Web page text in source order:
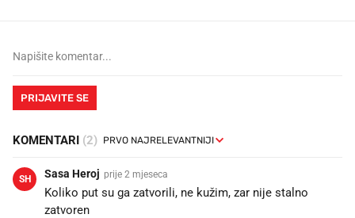
PRIJAVITE SE
KOMENTARI (2)
SH Sasa Heroj prije 2 mjeseca
Koliko put su ga zatvorili, ne kužim, zar nije stalno
zatvoren